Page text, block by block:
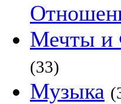
Мечты и
(33)
Музыка